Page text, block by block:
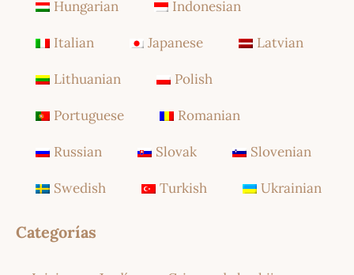
Hungarian Indonesian
Italian Japanese Latvian
Lithuanian Polish
Portuguese Romanian
Russian Slovak Slovenian
Swedish Turkish Ukrainian
Categorías